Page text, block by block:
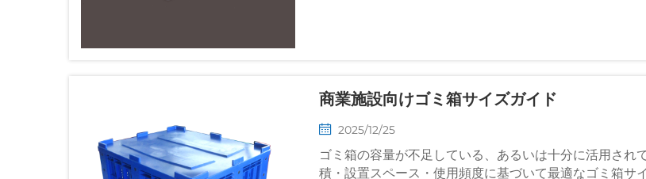
商業施設向けゴミ箱サイズガイド
2025/12/25
ゴミ箱の容量が不足している、あるいは十分に活用さ
積・設置スペース・使用頻度に基づいて最適なゴミ箱